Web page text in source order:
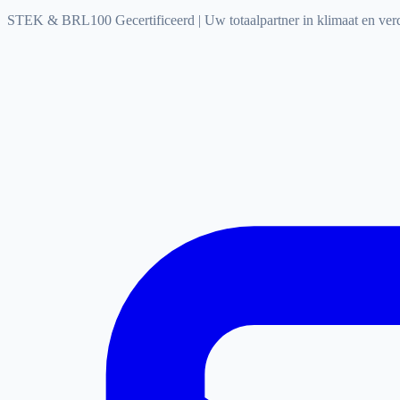
STEK & BRL100 Gecertificeerd | Uw totaalpartner in klimaat en